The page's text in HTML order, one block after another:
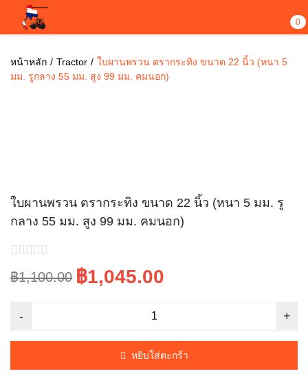
0
หน้าหลัก Tractor
ใบผานพรวน ตรากระทิง ขนาด 22 นิ้ว (หนา 5
มม. รูกลาง 55 มม. สูง 99 มม. คมนอก)
ใบผานพรวน ตรากระทิง ขนาด 22 นิ้ว (หนา 5 มม. รู
กลาง 55 มม. สูง 99 มม. คมนอก)
฿1,100.00
Original
price
was:
฿1,045.00
Current
price
is:
หยิบใส่ตะกร้า